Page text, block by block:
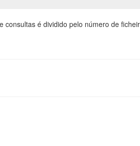
é dividido pelo número de